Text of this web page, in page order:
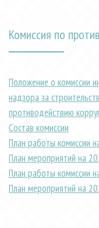
Комиссия по
Положение о комиссии
надзора за
противодействию
Состав комиссии
План работы комиссии
План мероприятий на
План работы комиссии
План мероприятий на